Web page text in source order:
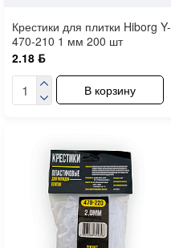
Крестики для плитки Hiborg Y-
470-210 1 мм 200 шт
2.18 ƃ
В корзину